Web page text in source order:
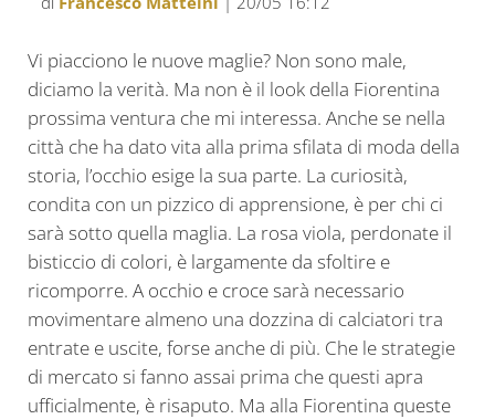
Vi piacciono le nuove maglie? Non sono male,
diciamo la verità. Ma non è il look della Fiorentina
prossima ventura che mi interessa. Anche se nella
città che ha dato vita alla prima sfilata di moda della
storia, l’occhio esige la sua parte. La curiosità,
condita con un pizzico di apprensione, è per chi ci
sarà sotto quella maglia. La rosa viola, perdonate il
bisticcio di colori, è largamente da sfoltire e
ricomporre. A occhio e croce sarà necessario
movimentare almeno una dozzina di calciatori tra
entrate e uscite, forse anche di più. Che le strategie
di mercato si fanno assai prima che questi apra
ufficialmente, è risaputo. Ma alla Fiorentina queste